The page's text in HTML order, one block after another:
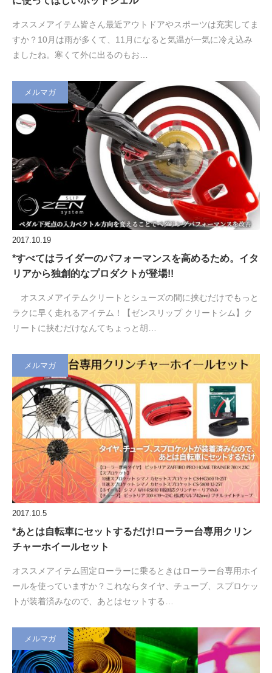
オススメアイテム皆さん最近アウトドアやスポーツは充実してま
すか？10月は雨が多くて、11月になると気温が一気に冷え込み
ましたね。寒くて外に出るのもお…
メルマガ
2017.10.19
*すべてはライダーのパフォーマンスを高めるため。イタ
リアから独創的なプロダクトが登場!!
オススメアイテムクリートとシューズの間に挟むだけでもっと
ラクに早く走れるアイテム！【ゼンスリップ クリートシム】ク
リートに挟むだけなんてちょっと胡…
メルマガ
2017.10.5
*あとは自転車にセットするだけ!ローラー台専用クリン
チャーホイールセット
オススメアイテム固定ローラーに乗るときはローラー台専用ホイ
ールを使っていますか？これならタイヤ、チューブ、スプロケッ
トが装着済みなので、あとはセットする…
メルマガ